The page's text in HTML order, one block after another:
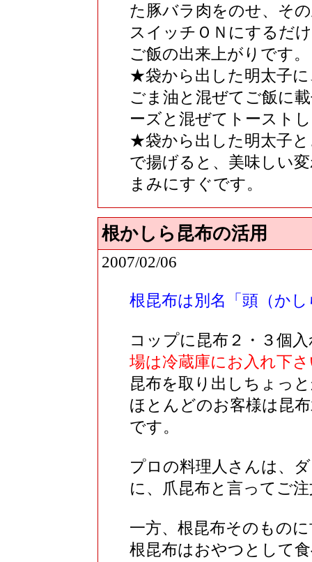
た豚バラ肉をのせ、そ
スイッチＯＮにするだ
ご飯の出来上がりです。
★袋から出した明太子
ごま油と混ぜてご飯に
ーズと混ぜてトースト
★袋から出した明太子
で揚げると、美味しい
まみにすぐです。
根かしら昆布の活用
2007/02/06
根昆布は別名「頭（か
コップに昆布２・３個
場は冷蔵庫にお入れ下
昆布を取り出しちょっ
ほとんどのお客様は昆
です。
プロの料理人さんは、
に、爪昆布と言ってご
一方、根昆布そのもの
根昆布はおやつとして